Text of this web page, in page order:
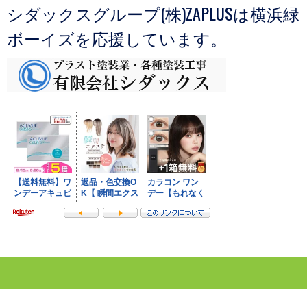
シダックスグループ(株)ZAPLUSは横浜緑
ボーイズを応援しています。